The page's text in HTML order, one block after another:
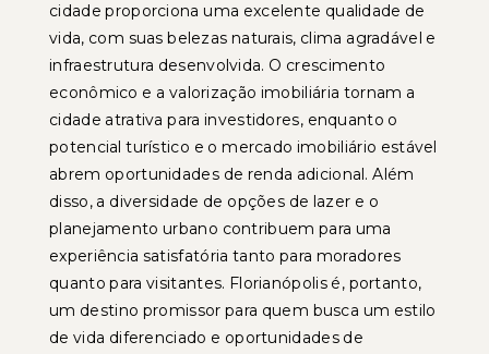
cidade proporciona uma excelente qualidade de
vida, com suas belezas naturais, clima agradável e
infraestrutura desenvolvida. O crescimento
econômico e a valorização imobiliária tornam a
cidade atrativa para investidores, enquanto o
potencial turístico e o mercado imobiliário estável
abrem oportunidades de renda adicional. Além
disso, a diversidade de opções de lazer e o
planejamento urbano contribuem para uma
experiência satisfatória tanto para moradores
quanto para visitantes. Florianópolis é, portanto,
um destino promissor para quem busca um estilo
de vida diferenciado e oportunidades de